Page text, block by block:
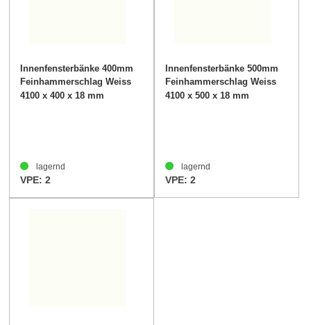
Innenfensterbänke 400mm
Feinhammerschlag Weiss
40mm
4100 x 400 x 18 mm
lagernd
VPE: 2
Innenfensterbänke 500mm
Feinhammerschlag Weiss
40mm
4100 x 500 x 18 mm
lagernd
VPE: 2